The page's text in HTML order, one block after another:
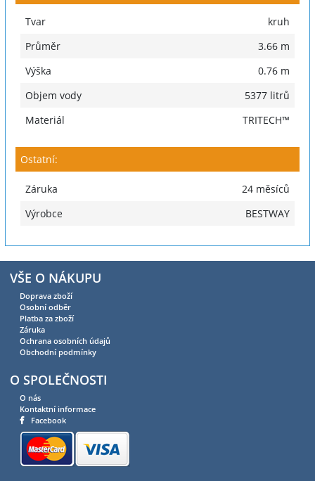
Tvar
kruh
Průměr
3.66 m
Výška
0.76 m
Objem vody
5377 litrů
Materiál
TRITECH™
Ostatní:
Záruka
24 měsíců
Výrobce
BESTWAY
VŠE O NÁKUPU
Doprava zboží
Osobní odběr
Platba za zboží
Záruka
Ochrana osobních údajů
Obchodní podmínky
O SPOLEČNOSTI
O nás
Kontaktní informace
Facebook